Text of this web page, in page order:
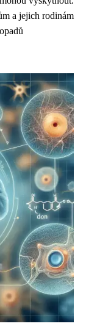
a jejich rodinám